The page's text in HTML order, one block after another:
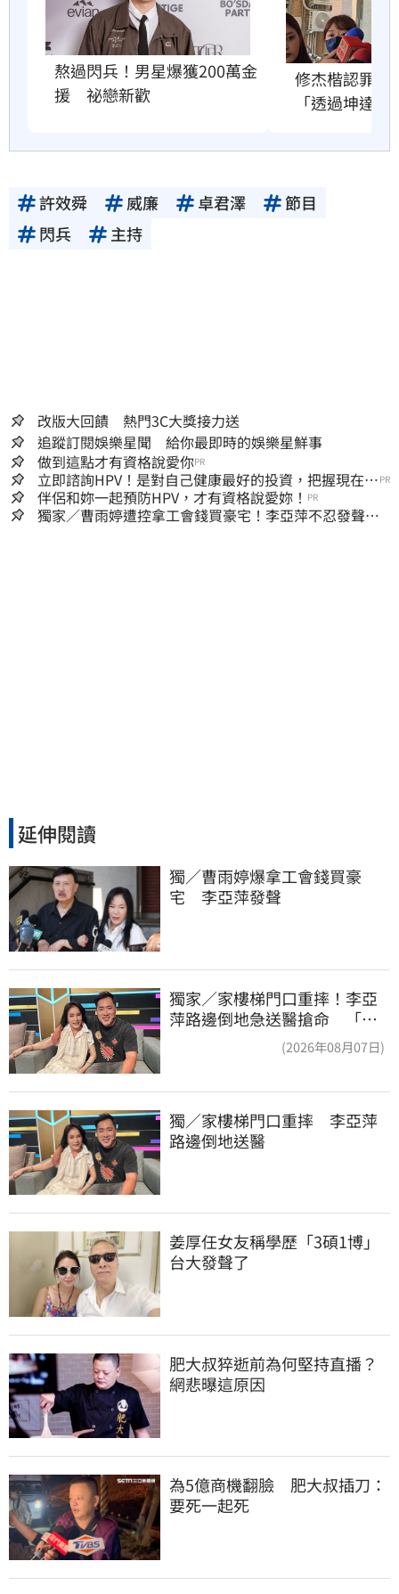
熬過閃兵！男星爆獲200萬金
援　祕戀新歡
修杰楷認罪求
「透過坤達」
許效舜 威廉 卓君澤
節目
閃兵
主持
改版大回饋 熱門3C大獎接力送
追蹤訂閱娛樂星聞 給你最即時的娛樂星鮮事
做到這點才有資格說愛你PR
立即諮詢HPV！是對自己健康最好的投資，把握現在不
嫌晚！
PR
伴侶和妳一起預防HPV，才有資格說愛妳！ PR
獨家／曹雨婷遭控拿工會錢買豪宅！李亞萍不忍發聲：
延伸閱讀
獨／曹雨婷爆拿工會錢買豪
宅　李亞萍發聲
獨家／家樓梯門口重摔！李亞
萍路邊倒地急送醫搶命 「最
(2026年08月07日)
獨／家樓梯門口重摔　李亞萍
路邊倒地送醫
姜厚任女友稱學歷「3碩1博」
台大發聲了
肥大叔猝逝前為何堅持直播？
網悲曝這原因
為5億商機翻臉　肥大叔插刀：
要死一起死